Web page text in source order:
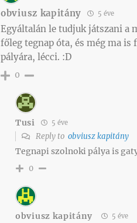
obviusz kapitány 5 éve
Egyáltalán le tudjuk játszani a
főleg tegnap óta, és még ma is
pályára, lécci. :D
0
Tusi 5 éve
Reply to obviusz kapitány
Tegnapi szolnoki pálya is
0
obviusz kapitány 5 éve